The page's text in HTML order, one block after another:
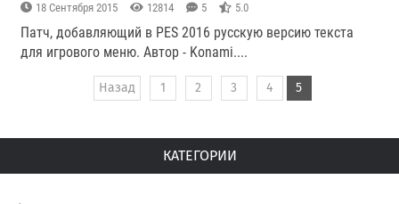
18 Сентября 2015 12814 5 5.0
Патч, добавляющий в PES 2016 русскую версию текста
для игрового меню. Автор - Konami....
Назад 1 2 3 4 5
КАТЕГОРИИ